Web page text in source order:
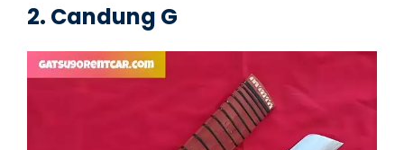
2. Candung G